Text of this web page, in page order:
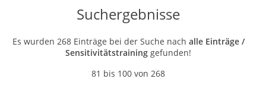
Suchergebnisse
Es wurden 268 Einträge bei der Suche nach alle Einträge /
Sensitivitätstraining gefunden!
81 bis 100 von 268